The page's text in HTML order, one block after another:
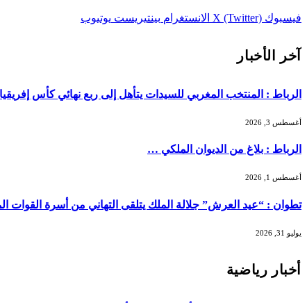
فيسبوك X (Twitter) الانستغرام بينتيريست يوتيوب
آخر الأخبار
الرباط : المنتخب المغربي للسيدات يتأهل إلى ربع نهائي كأس
أغسطس 3, 2026
الرباط : بلاغ من الديوان الملكي …
أغسطس 1, 2026
تطوان : “عيد العرش” جلالة الملك يتلقى التهاني من أسرة القوات
يوليو 31, 2026
أخبار رياضية